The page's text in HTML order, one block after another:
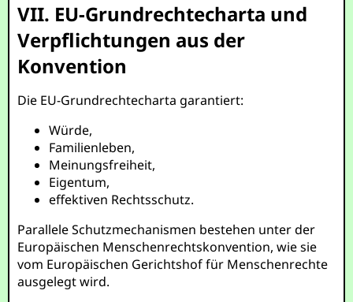
VII. EU-Grundrechtecharta und
Verpflichtungen aus der
Konvention
Die EU-Grundrechtecharta garantiert:
Würde,
Familienleben,
Meinungsfreiheit,
Eigentum,
effektiven Rechtsschutz.
Parallele Schutzmechanismen bestehen unter der
Europäischen Menschenrechtskonvention, wie sie
vom Europäischen Gerichtshof für Menschenrechte
ausgelegt wird.